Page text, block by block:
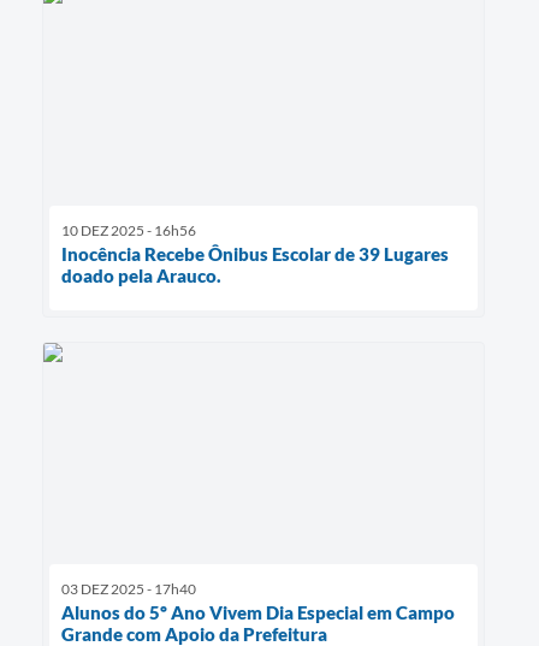
10 DEZ 2025 - 16h56
Inocência Recebe Ônibus Escolar de 39 Lugares
doado pela Arauco.
03 DEZ 2025 - 17h40
Alunos do 5º Ano Vivem Dia Especial em Campo
Grande com Apoio da Prefeitura